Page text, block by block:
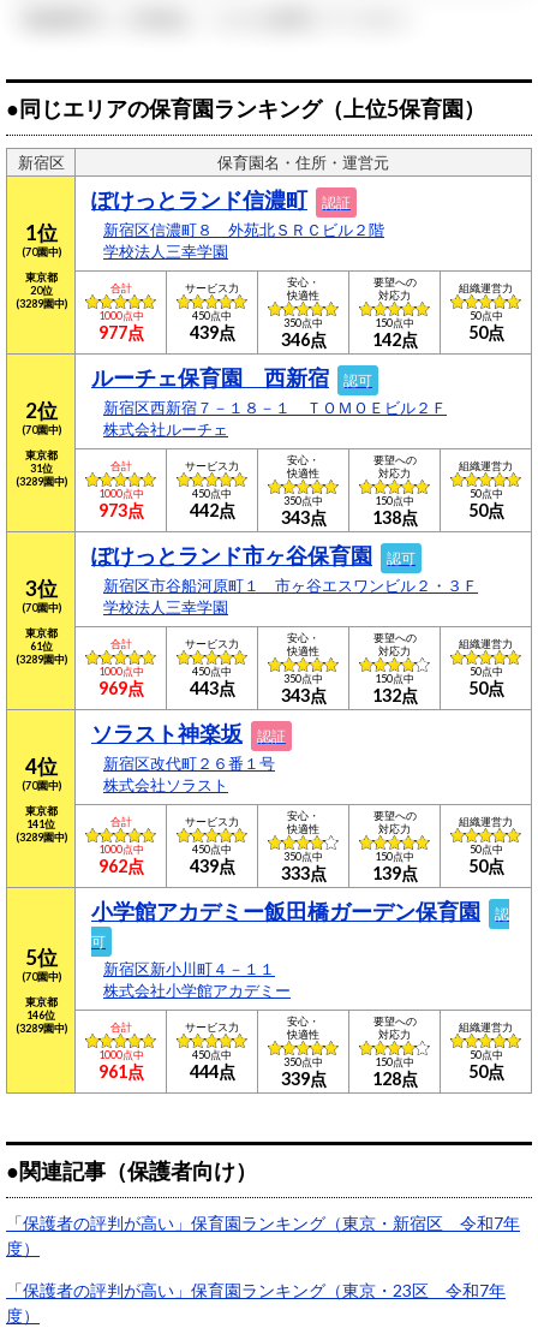
●同じエリアの保育園ランキング（上位5保育園）
新宿区 保育園名・住所・運営元
1位
(70園中)
東京都
20位
(3289園中)
ぽけっとランド信濃町 認証
新宿区信濃町８ 外苑北ＳＲＣビル２階
学校法人三幸学園
合計
1000点中
977点
サービス力
450点中
439点
安心・
快適性
350点中
346点
要望への
対応力
150点中
142点
組織運営力
50点中
50点
2位
(70園中)
東京都
31位
(3289園中)
ルーチェ保育園 西新宿 認可
新宿区西新宿７－１８－１ ＴＯＭＯＥビル２Ｆ
株式会社ルーチェ
合計
1000点中
973点
サービス力
450点中
442点
安心・
快適性
350点中
343点
要望への
対応力
150点中
138点
組織運営力
50点中
50点
3位
(70園中)
東京都
61位
(3289園中)
ぽけっとランド市ヶ谷保育園 認可
新宿区市谷船河原町１ 市ヶ谷エスワンビル２・３Ｆ
学校法人三幸学園
合計
1000点中
969点
サービス力
450点中
443点
安心・
快適性
350点中
343点
要望への
対応力
150点中
132点
組織運営力
50点中
50点
4位
(70園中)
東京都
141位
(3289園中)
ソラスト神楽坂 認証
新宿区改代町２６番１号
株式会社ソラスト
合計
1000点中
962点
サービス力
450点中
439点
安心・
快適性
350点中
333点
要望への
対応力
150点中
139点
組織運営力
50点中
50点
5位
(70園中)
東京都
146位
(3289園中)
小学館アカデミー飯田橋ガーデン保育園
認
可
新宿区新小川町４－１１
株式会社小学館アカデミー
合計
1000点中
961点
サービス力
450点中
444点
安心・
快適性
350点中
339点
要望への
対応力
150点中
128点
組織運営力
50点中
50点
●関連記事（保護者向け）
「保護者の評判が高い」保育園ランキング（東京・新宿区 令和7年
度）
「保護者の評判が高い」保育園ランキング（東京・23区 令和7年
度）